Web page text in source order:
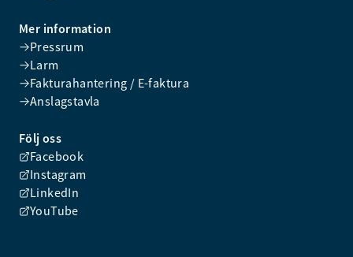
Mer information
Pressrum
Larm
Fakturahantering / E-faktura
Anslagstavla
Följ oss
Facebook
Instagram
LinkedIn
YouTube